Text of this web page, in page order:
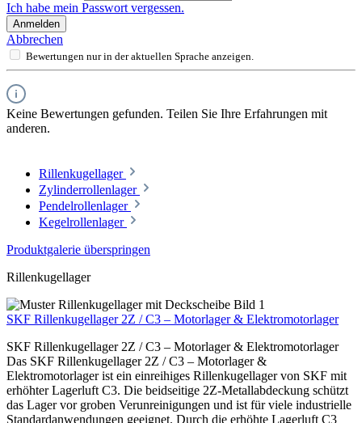
Ich habe mein Passwort vergessen.
Anmelden
Abbrechen
Bewertungen nur in der aktuellen Sprache anzeigen.
Keine Bewertungen gefunden. Teilen Sie Ihre Erfahrungen mit
anderen.
Rillenkugellager
Zylinderrollenlager
Pendelrollenlager
Kegelrollenlager
Produktgalerie überspringen
Rillenkugellager
SKF Rillenkugellager 2Z / C3 – Motorlager & Elektromotorlager
SKF Rillenkugellager 2Z / C3 – Motorlager & Elektromotorlager
Das SKF Rillenkugellager 2Z / C3 – Motorlager &
Elektromotorlager ist ein einreihiges Rillenkugellager von SKF mit
erhöhter Lagerluft C3. Die beidseitige 2Z-Metallabdeckung schützt
das Lager vor groben Verunreinigungen und ist für viele industrielle
Standardanwendungen geeignet. Durch die erhöhte Lagerluft C3